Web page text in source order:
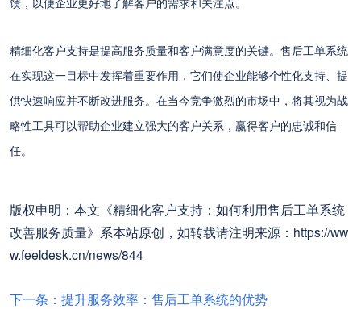
馈，以便企业更好地了解客户的需求和关注点。
精细化客户支持是提高服务质量和客户满意度的关键。售后工单系统
在实现这一目标中发挥着重要作用，它们使企业能够个性化支持、提
供快速响应并不断改进服务。在当今竞争激烈的市场中，将其视为战
略性工具可以帮助企业建立强大的客户关系，赢得客户的忠诚和信
任。
版权申明：本文《精细化客户支持：如何利用售后工单系统
改善服务质量》系本站原创，如转载请注明来源：https://ww
w.feeldesk.cn/news/844
下一条：提升服务效率：售后工单系统的优势